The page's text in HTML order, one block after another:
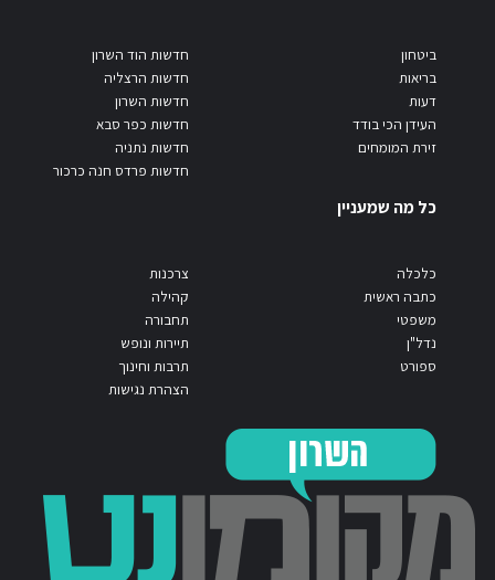
ביטחון
בריאות
דעות
העידן הכי בודד
זירת המומחים
חדשות הוד השרון
חדשות הרצליה
חדשות השרון
חדשות כפר סבא
חדשות נתניה
חדשות פרדס חנה כרכור
כל מה שמעניין
כלכלה
כתבה ראשית
משפטי
נדל"ן
ספורט
צרכנות
קהילה
תחבורה
תיירות ונופש
תרבות וחינוך
הצהרת נגישות